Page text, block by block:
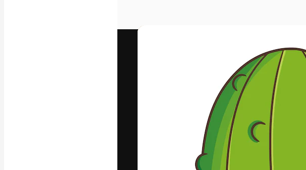
Видео
Креативная платформа для создания
ваших лучших работ. Более 1 миллиона
подписчиков среди креаторов,
предприятий, агентств и студий.
Pусский